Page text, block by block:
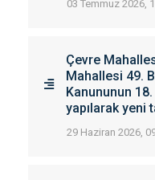
03 Temmuz 2026,
Çevre
Mahallesi 49.
Kanununun
yapılarak yeni
29 Haziran 2026,